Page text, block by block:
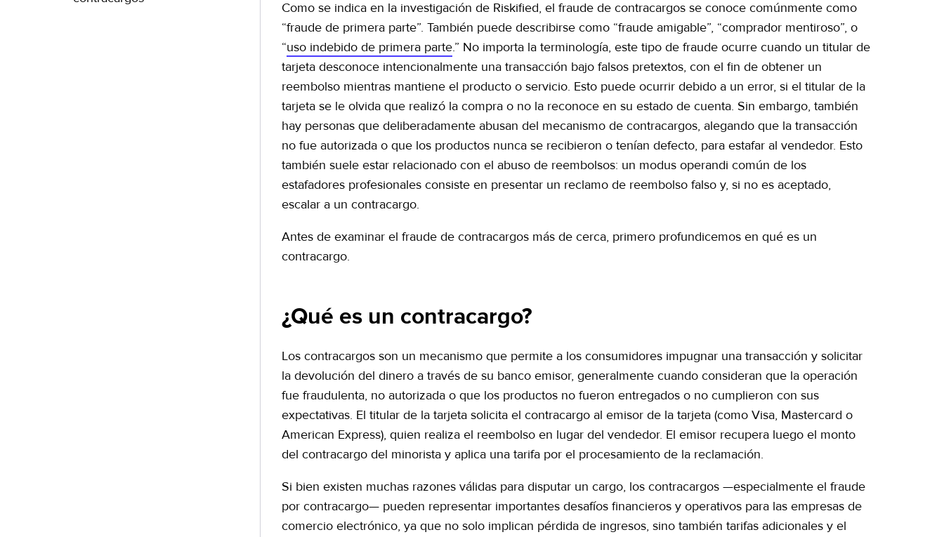
Como se indica en la investigación de Riskified, el fraude de contracargos se conoce comúnmente como
“fraude de primera parte”. También puede describirse como “fraude amigable”, “comprador mentiroso”, o
“uso indebido de primera parte.” No importa la terminología, este tipo de fraude ocurre cuando un titular de
tarjeta desconoce intencionalmente una transacción bajo falsos pretextos, con el fin de obtener un
reembolso mientras mantiene el producto o servicio. Esto puede ocurrir debido a un error, si el titular de la
tarjeta se le olvida que realizó la compra o no la reconoce en su estado de cuenta. Sin embargo, también
hay personas que deliberadamente abusan del mecanismo de contracargos, alegando que la transacción
no fue autorizada o que los productos nunca se recibieron o tenían defecto, para estafar al vendedor. Esto
también suele estar relacionado con el abuso de reembolsos: un modus operandi común de los
estafadores profesionales consiste en presentar un reclamo de reembolso falso y, si no es aceptado,
escalar a un contracargo.
Antes de examinar el fraude de contracargos más de cerca, primero profundicemos en qué es un
contracargo.
¿Qué es un contracargo?
Los contracargos son un mecanismo que permite a los consumidores impugnar una transacción y solicitar
la devolución del dinero a través de su banco emisor, generalmente cuando consideran que la operación
fue fraudulenta, no autorizada o que los productos no fueron entregados o no cumplieron con sus
expectativas. El titular de la tarjeta solicita el contracargo al emisor de la tarjeta (como Visa, Mastercard o
American Express), quien realiza el reembolso en lugar del vendedor. El emisor recupera luego el monto
del contracargo del minorista y aplica una tarifa por el procesamiento de la reclamación.
Si bien existen muchas razones válidas para disputar un cargo, los contracargos —especialmente el fraude
por contracargo— pueden representar importantes desafíos financieros y operativos para las empresas de
comercio electrónico, ya que no solo implican pérdida de ingresos, sino también tarifas adicionales y el